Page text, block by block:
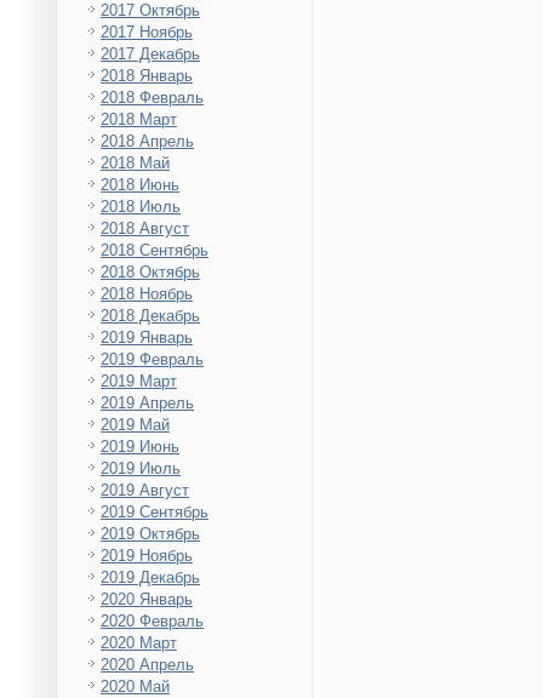
2017 Октябрь
2017 Ноябрь
2017 Декабрь
2018 Январь
2018 Февраль
2018 Март
2018 Апрель
2018 Май
2018 Июнь
2018 Июль
2018 Август
2018 Сентябрь
2018 Октябрь
2018 Ноябрь
2018 Декабрь
2019 Январь
2019 Февраль
2019 Март
2019 Апрель
2019 Май
2019 Июнь
2019 Июль
2019 Август
2019 Сентябрь
2019 Октябрь
2019 Ноябрь
2019 Декабрь
2020 Январь
2020 Февраль
2020 Март
2020 Апрель
2020 Май